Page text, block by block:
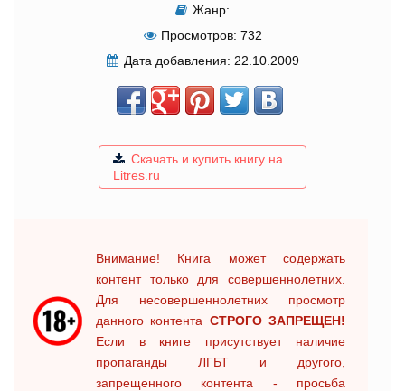
Жанр:
Просмотров: 732
Дата добавления: 22.10.2009
Скачать и купить книгу на
Litres.ru
Внимание! Книга может содержать
контент только для совершеннолетних.
Для несовершеннолетних просмотр
данного контента СТРОГО ЗАПРЕЩЕН!
Если в книге присутствует наличие
пропаганды ЛГБТ и другого,
запрещенного контента - просьба